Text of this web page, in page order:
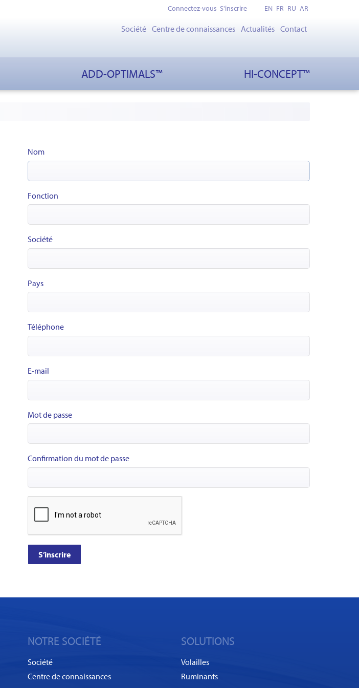
Connectez-vous S'inscrire EN FR RU AR
Société Centre de connaissances Actualités Contact
ADD-OPTIMALS™ HI-CONCEPT™
Nom
Fonction
Société
Pays
Téléphone
E-mail
Mot de passe
Confirmation du mot de passe
S’inscrire
NOTRE SOCIÉTÉ
Société
Centre de connaissances
SOLUTIONS
Volailles
Ruminants